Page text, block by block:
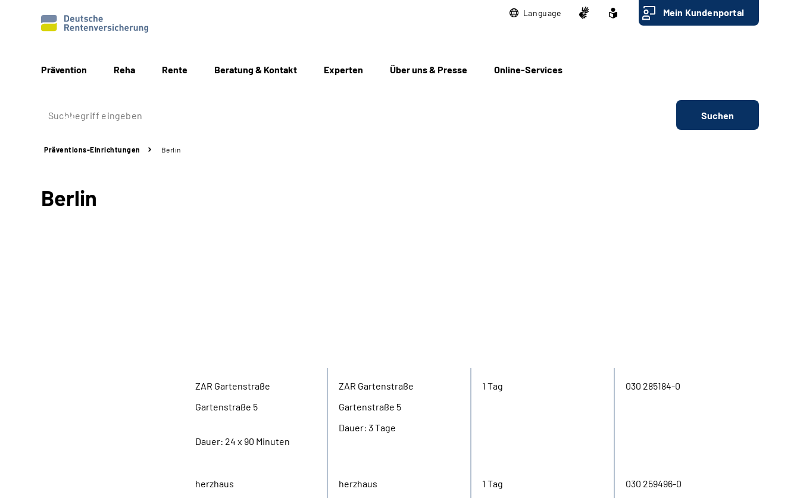
Language Mein Kundenportal
Prävention Reha Rente Beratung & Kontakt Experten Über uns & Presse Online-Services
Suchen
Präventions-Einrichtungen Berlin
Berlin
ZAR Gartenstraße
Gartenstraße 5
Dauer: 24 x 90 Minuten
ZAR Gartenstraße
Gartenstraße 5
Dauer: 3 Tage
1 Tag 030 285184-0
herzhaus
herzhaus
1 Tag 030 259496-0